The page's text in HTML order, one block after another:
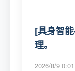
[具身智
理。
2026/8/9